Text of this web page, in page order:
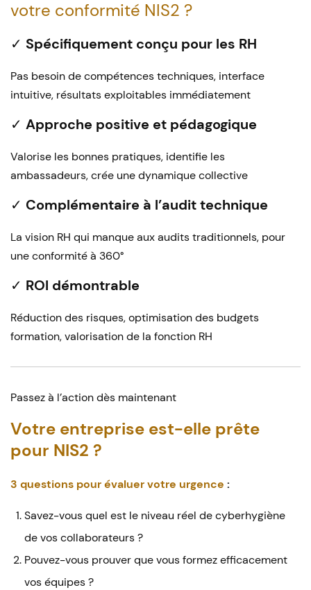
votre conformité NIS2 ?
✓ Spécifiquement conçu pour les RH
Pas besoin de compétences techniques, interface
intuitive, résultats exploitables immédiatement
✓ Approche positive et pédagogique
Valorise les bonnes pratiques, identifie les
ambassadeurs, crée une dynamique collective
✓ Complémentaire à l’audit technique
La vision RH qui manque aux audits traditionnels, pour
une conformité à 360°
✓ ROI démontrable
Réduction des risques, optimisation des budgets
formation, valorisation de la fonction RH
Passez à l’action dès maintenant
Votre entreprise est-elle prête
pour NIS2 ?
3 questions pour évaluer votre urgence :
Savez-vous quel est le niveau réel de cyberhygiène
de vos collaborateurs ?
Pouvez-vous prouver que vous formez efficacement
vos équipes ?